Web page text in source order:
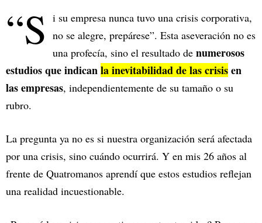
“S i su empresa nunca tuvo una crisis corporativa,
no se alegre, prepárese”. Esta aseveración no es
una profecía, sino el resultado de numerosos
estudios que indicanla inevitabilidad de las crisisen
las empresas, independientemente de su tamaño o su
rubro.
La pregunta ya no es si nuestra organización será afectada
por una crisis, sino cuándo ocurrirá. Y en mis 26 años al
frente de Quatromanos aprendí que estos estudios reflejan
una realidad incuestionable.